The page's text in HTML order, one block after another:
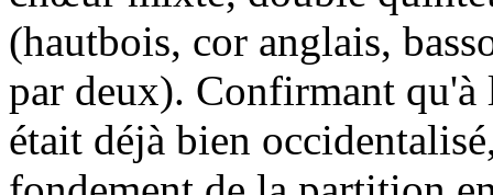
(hautbois, cor anglais,
par deux). Confirmant qu'à
était déjà bien